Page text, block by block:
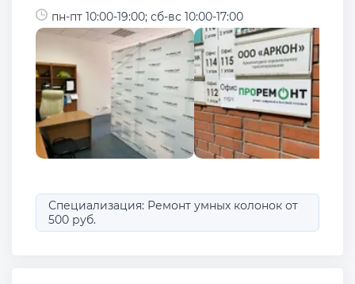
пн-пт 10:00-19:00; сб-вс 10:00-17:00
Специализация: Ремонт умных колонок от
500 руб.